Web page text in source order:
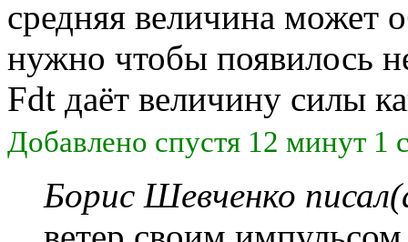
средняя величина может
нужно чтобы появилось
Fdt даёт величину силы
Добавлено спустя 12 минут 1
Борис Шевченко